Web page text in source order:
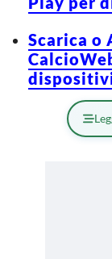
Scarica o